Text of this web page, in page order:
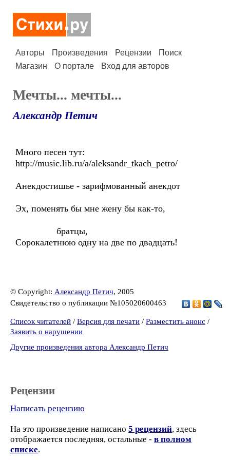
Авторы Произведения Рецензии
Поиск
Магазин
О портале Вход для авторов
Мечты... мечты...
Александр Петич
Много песен тут:
http://music.lib.ru/a/aleksandr_tkach_petro/
Анекдостишье - зарифмованный анекдот
Эх, поменять бы мне жену бы как-то,
братцы,
Сорокалетнюю одну на две по двадцать!
© Copyright: Александр Петич, 2005
Свидетельство о публикации №105020600463
Список читателей / Версия для печати / Разместить анонс /
Заявить о нарушении
Другие произведения автора Александр Петич
Рецензии
Написать рецензию
На это произведение написано 5 рецензий, здесь
отображается последняя, остальные - в полном
списке.